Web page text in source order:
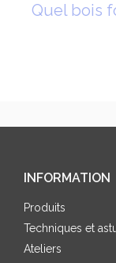
Quel bois
INFORMATION
Produits
Techniques et
Ateliers